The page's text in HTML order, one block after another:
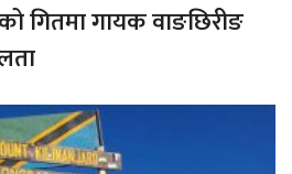
गितमा गायक वाङछिरीङ